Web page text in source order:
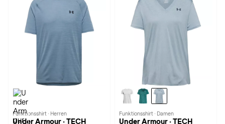
Funktionsshirt · Herren
Under Armour · TECH
Funktionsshirt · Damen
Under Armour · TECH